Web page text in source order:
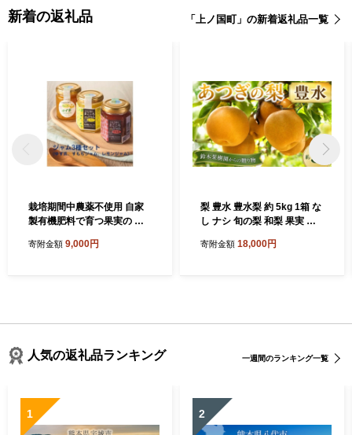
新着の返礼品 「上ノ国町」の新着返礼品一覧
栽培期間中農薬不使用 自家
製有機肥料で育つ果実の 手
もも・レモン）【アグリCAT
寄附金額 9,000円
梨 豊水 豊水梨 約 5kg 1箱 な
し ナシ 旬の梨 和梨 果実 甘
果物 くだもの デザート フル
寄附金額 18,000円
人気の返礼品ランキング 一週間のランキング一覧
1 2